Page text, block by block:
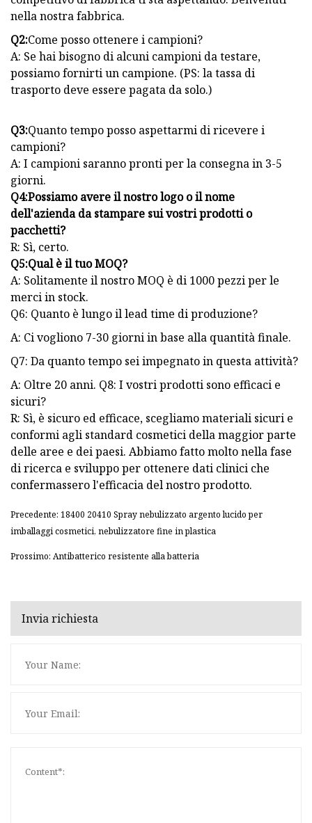
nella nostra fabbrica.
Q2:Come posso ottenere i campioni?
A: Se hai bisogno di alcuni campioni da testare,
possiamo fornirti un campione. (PS: la tassa di
trasporto deve essere pagata da solo.)
Q3:Quanto tempo posso aspettarmi di ricevere i
campioni?
A: I campioni saranno pronti per la consegna in 3-5
giorni.
Q4:Possiamo avere il nostro logo o il nome
dell'azienda da stampare sui vostri prodotti o
pacchetti?
R: Sì, certo.
Q5:Qual è il tuo MOQ?
A: Solitamente il nostro MOQ è di 1000 pezzi per le
merci in stock.
Q6: Quanto è lungo il lead time di produzione?
A: Ci vogliono 7-30 giorni in base alla quantità finale.
Q7: Da quanto tempo sei impegnato in questa attività?
A: Oltre 20 anni. Q8: I vostri prodotti sono efficaci e
sicuri?
R: Sì, è sicuro ed efficace, scegliamo materiali sicuri e
conformi agli standard cosmetici della maggior parte
delle aree e dei paesi. Abbiamo fatto molto nella fase
di ricerca e sviluppo per ottenere dati clinici che
confermassero l'efficacia del nostro prodotto.
Precedente: 18400 20410 Spray nebulizzato argento lucido per
imballaggi cosmetici, nebulizzatore fine in plastica
Prossimo: Antibatterico resistente alla batteria
Invia richiesta